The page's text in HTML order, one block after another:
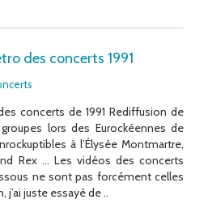
des concerts 1991
concerts de 1991 Rediffusion de
lors des Eurockéennes de
à l’Élysée Montmartre,
Rex … Les vidéos des concerts
ne sont pas forcément celles
j’ai juste essayé de ..